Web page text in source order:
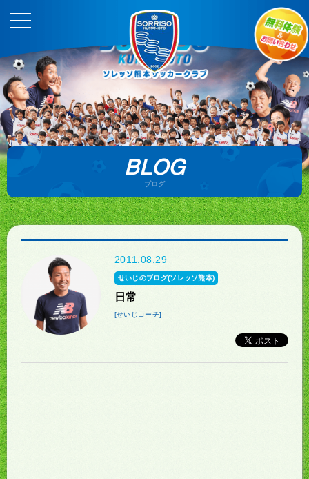
BLOG
ブログ
2011.08.29
せいじのブログ(ソレッソ熊本)
日常
[せいじコーチ]